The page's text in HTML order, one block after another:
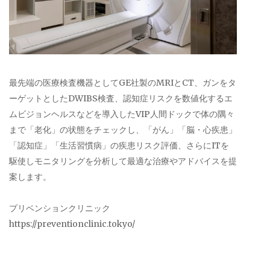
最先端の医療検査機器としてGE社製のMRIとCT、ガンをタ
ーゲットとしたDWIBS検査、認知症リスクを数値化するエ
ムビジョンヘルスなどを導入したVIP人間ドックで体の隅々
まで「老化」の状態をチェックし、「がん」「脳・心疾患」
「認知症」「生活習慣病」の疾患リスク評価、さらにITを
駆使しモニタリングを分析して最適な治療やアドバイスを提
案します。
プリベンションクリニック
https://preventionclinic.tokyo/